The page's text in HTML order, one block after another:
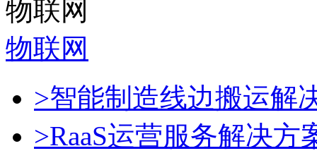
物联网
物联网
>智能制造线边搬运解
>RaaS运营服务解决方